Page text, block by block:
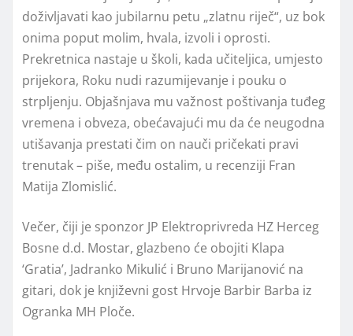
doživljavati kao jubilarnu petu „zlatnu riječ“, uz bok
onima poput molim, hvala, izvoli i oprosti.
Prekretnica nastaje u školi, kada učiteljica, umjesto
prijekora, Roku nudi razumijevanje i pouku o
strpljenju. Objašnjava mu važnost poštivanja tuđeg
vremena i obveza, obećavajući mu da će neugodna
utišavanja prestati čim on nauči pričekati pravi
trenutak – piše, među ostalim, u recenziji Fran
Matija Zlomislić.
Večer, čiji je sponzor JP Elektroprivreda HZ Herceg
Bosne d.d. Mostar, glazbeno će obojiti Klapa
‘Gratia’, Jadranko Mikulić i Bruno Marijanović na
gitari, dok je književni gost Hrvoje Barbir Barba iz
Ogranka MH Ploče.